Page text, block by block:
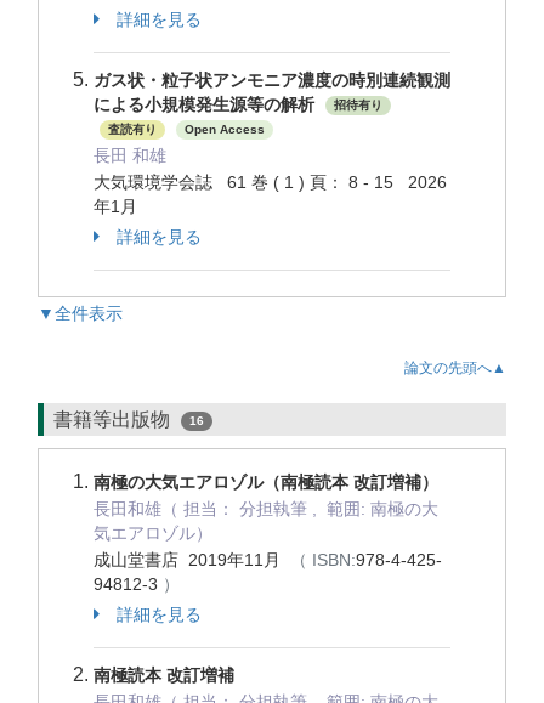
詳細を見る
ガス状・粒子状アンモニア濃度の時別連続観測
による小規模発生源等の解析
招待有り
査読有り
Open Access
長田 和雄
大気環境学会誌 61 巻 ( 1 ) 頁： 8 - 15 2026
年1月
詳細を見る
▼全件表示
論文の先頭へ▲
書籍等出版物 16
南極の大気エアロゾル（南極読本 改訂増補）
長田和雄（ 担当： 分担執筆 , 範囲: 南極の大
気エアロゾル）
成山堂書店 2019年11月
（ ISBN:978-4-425-
94812-3 ）
詳細を見る
南極読本 改訂増補